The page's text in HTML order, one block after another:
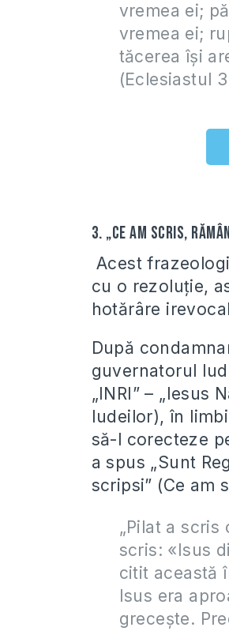
vremea ei;
vremea ei;
tăcerea îşi
(Eclesiastul
3. „Ce am scris,
Acest
cu o rezoluţie,
hotărâre
După
guvernatorul
„INRI” – „Iesus
Iudeilor), în
să-l corecteze
a spus „Sunt
scripsi” (Ce am
„Pilat a scris
scris: «Isus
citit această
Isus era
greceşte.